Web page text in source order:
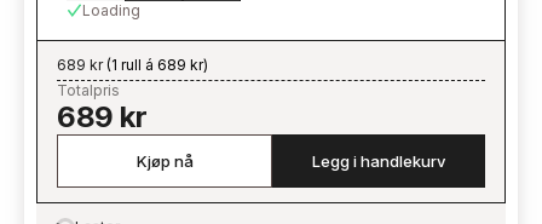
Loading
689 kr(1 rull á 689 kr)
Totalpris
689 kr
Kjøp nå Legg i handlekurv